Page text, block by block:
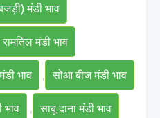
मंडी भाव
रामतिल मंडी भाव
भाव , सोआ बीज मंडी भाव
भाव , साबू दाना मंडी भाव